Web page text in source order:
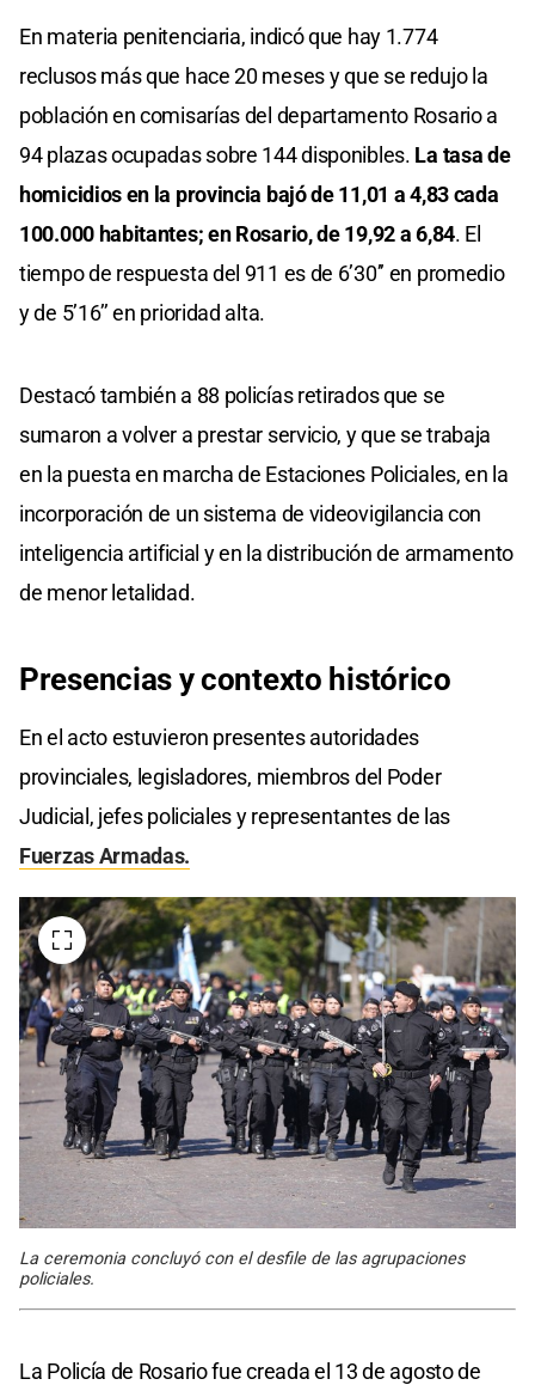
En materia penitenciaria, indicó que hay 1.774
reclusos más que hace 20 meses y que se redujo la
población en comisarías del departamento Rosario a
94 plazas ocupadas sobre 144 disponibles. La tasa de
homicidios en la provincia bajó de 11,01 a 4,83 cada
100.000 habitantes; en Rosario, de 19,92 a 6,84. El
tiempo de respuesta del 911 es de 6’30’’ en promedio
y de 5’16’’ en prioridad alta.
Destacó también a 88 policías retirados que se
sumaron a volver a prestar servicio, y que se trabaja
en la puesta en marcha de Estaciones Policiales, en la
incorporación de un sistema de videovigilancia con
inteligencia artificial y en la distribución de armamento
de menor letalidad.
Presencias y contexto histórico
En el acto estuvieron presentes autoridades
provinciales, legisladores, miembros del Poder
Judicial, jefes policiales y representantes de las
Fuerzas Armadas.
La ceremonia concluyó con el desfile de las agrupaciones
policiales.
La Policía de Rosario fue creada el 13 de agosto de